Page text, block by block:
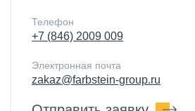
Телефон
+7 (846) 2009 009
Электронная почта
zakaz@farbstein-group.ru